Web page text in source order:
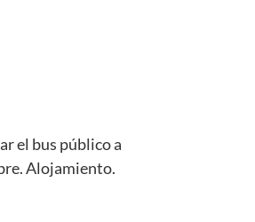
el bus público a
Alojamiento.